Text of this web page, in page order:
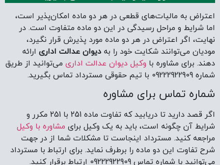
اعتراض به مالیات‌های قطعی در هر دو ماده امکان‌پذیر است،
اما شرایط و مراحل رسیدگی در این دو ماده متفاوت است. در
نهایت، اگر اعتراض در هر دو ماده مورد پذیرش قرار نگیرد،
مودیان می‌توانند شکایت خود را به دیوان عدالت اداری ارائه
دهند. برای مشاوره با وکیل دیوان عدالت اداری می‌توانید از طریق
شماره 09222922909 با تیم حقوقی مسترداد تماس بگیرید.
شماره تماس برای مشاوره
اگر قصد دارید تا دریابید که تفاوت ماده 251 با 251 مکرر و
شرایط آن چگونه است، باید به یک وکیل برای مشاوره با وکیل
مراجعه کنید. مسترداد اینجاست تا مشکلات شما از در جهت
شرح تفاوت این دو ماده را برطرف نماید. برای ارتباط با مسترداد
می‌توانید با شماره تماس 09222922909 ارتباط برقرار کنید.